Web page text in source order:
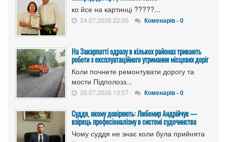
ко йсе на картинці ?????...
24.07.2026 22:00 Коменарів - 0
На Закарпатті одразу в кількох районах тривають
роботи з експлуатаційного утримання місцевих доріг
Коли почнете ремонтувати дорогу та
мости Підполозз...
25.07.2026 13:57 Коменарів - 0
Суддя, якому довіряють: Любомир Андрійчук —
взірець професіоналізму в системі судочинства
Чому суддя не знає коли була прийнята